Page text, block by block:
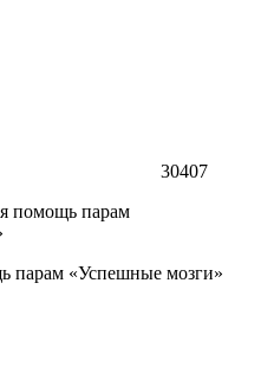
30407
парам «Успешные мозги»